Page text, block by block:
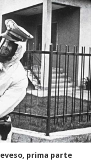
prima parte